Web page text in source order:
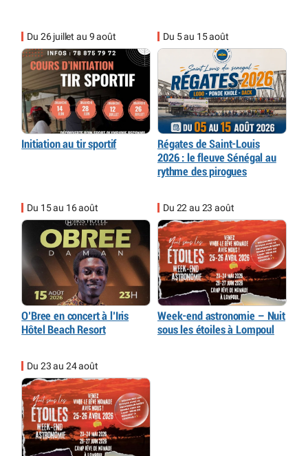
Du 26 juillet au 9 août
Initiation au tir sportif
Du 5 au 15 août
Régates de Saint-Louis
2026 : le fleuve Sénégal au
rythme des pirogues
Du 15 au 16 août
O’Bree en concert à l’Iris
Hôtel Beach Resort
Du 22 au 23 août
Week-end astronomie – Nuit
sous les étoiles à Lompoul
Du 23 au 24 août